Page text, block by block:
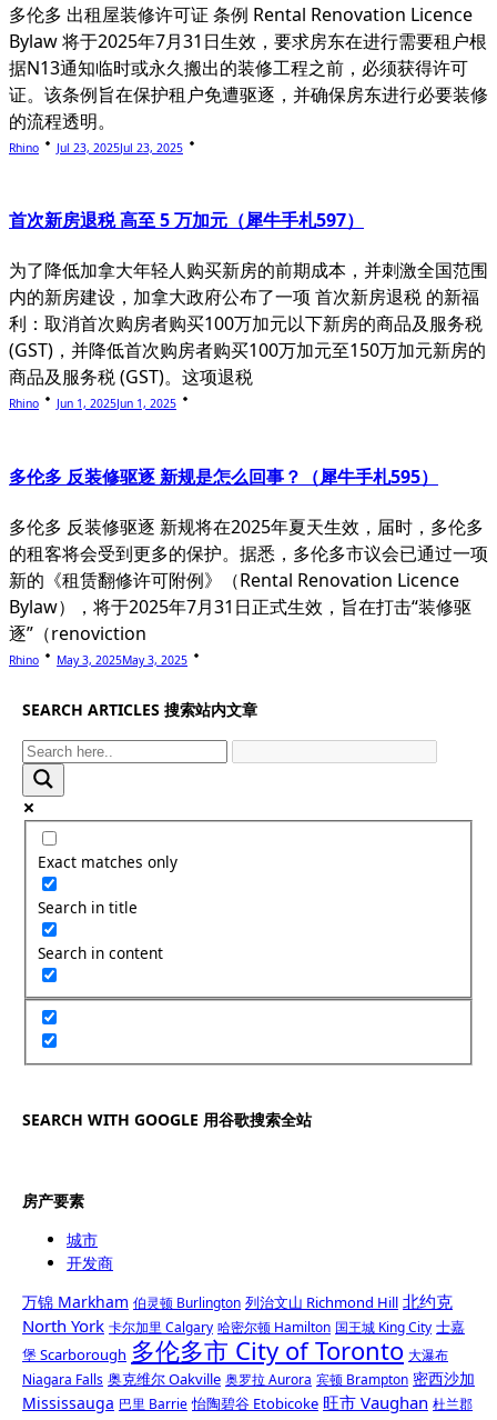
多伦多 出租屋装修许可证 条例 Rental Renovation Licence
Bylaw 将于2025年7月31日生效，要求房东在进行需要租户根
据N13通知临时或永久搬出的装修工程之前，必须获得许可
证。该条例旨在保护租户免遭驱逐，并确保房东进行必要装修
的流程透明。
Rhino Jul 23, 2025Jul 23, 2025
首次新房退税 高至 5 万加元（犀牛手札597）
为了降低加拿大年轻人购买新房的前期成本，并刺激全国范围
内的新房建设，加拿大政府公布了一项 首次新房退税 的新福
利：取消首次购房者购买100万加元以下新房的商品及服务税
(GST)，并降低首次购房者购买100万加元至150万加元新房的
商品及服务税 (GST)。这项退税
Rhino Jun 1, 2025Jun 1, 2025
多伦多 反装修驱逐 新规是怎么回事？（犀牛手札595）
多伦多 反装修驱逐 新规将在2025年夏天生效，届时，多伦多
的租客将会受到更多的保护。据悉，多伦多市议会已通过一项
新的《租赁翻修许可附例》（Rental Renovation Licence
Bylaw），将于2025年7月31日正式生效，旨在打击“装修驱
逐”（renoviction
Rhino May 3, 2025May 3, 2025
SEARCH ARTICLES 搜索站内文章
Exact matches only
Search in title
Search in content
SEARCH WITH GOOGLE 用谷歌搜索全站
房产要素
城市
开发商
万锦 Markham 伯灵顿 Burlington 列治文山 Richmond Hill 北约克
North York 卡尔加里 Calgary 哈密尔顿 Hamilton 国王城 King City 士嘉
堡 Scarborough 多伦多市 City of Toronto 大瀑布
Niagara Falls 奥克维尔 Oakville 奥罗拉 Aurora 宾顿 Brampton 密西沙加
Mississauga 巴里 Barrie 怡陶碧谷 Etobicoke 旺市 Vaughan 杜兰郡